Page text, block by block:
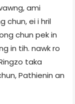
ami
chun, ei i hril
chun pek in
in tih. nawk ro
taka
Pathienin an